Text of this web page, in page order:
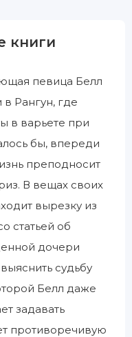
книги
певица Белл
в Рангун, где
в варьете при
бы, впереди
преподносит
В вещах своих
вырезку из
статьей об
дочери
судьбу
Белл даже
задавать
противоречивую